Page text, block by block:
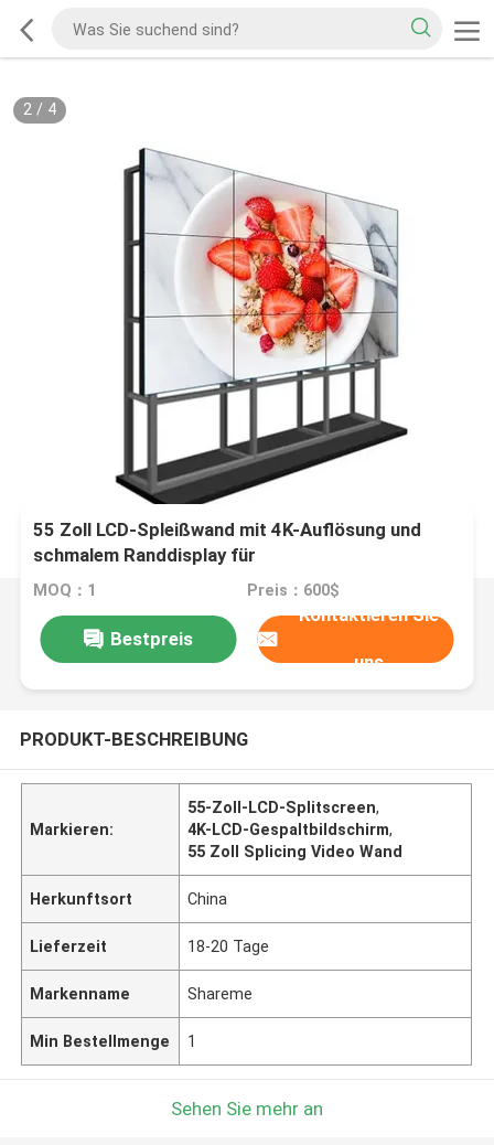
2/ 4
55 Zoll LCD-Spleißwand mit 4K-Auflösung und
schmalem Randdisplay für
Videowandanwendungen
MOQ：1 Preis：600$
Bestpreis
Kontaktieren Sie
uns
PRODUKT-BESCHREIBUNG
Markieren:
55-Zoll-LCD-Splitscreen,
4K-LCD-Gespaltbildschirm,
55 Zoll Splicing Video Wand
Herkunftsort China
Lieferzeit 18-20 Tage
Markenname Shareme
Min Bestellmenge 1
Sehen Sie mehr an